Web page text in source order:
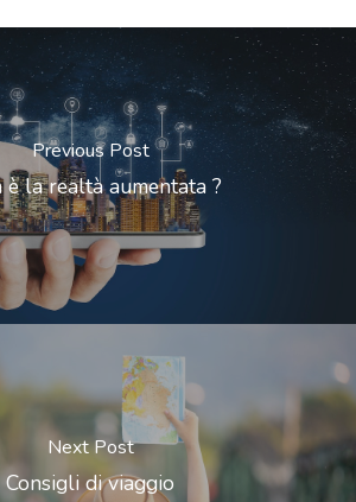
Previous Post
è la realtà aumentata ?
Next Post
Consigli di viaggio